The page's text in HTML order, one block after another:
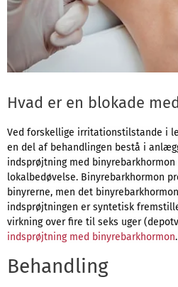
Hvad er en blokade
Ved forskellige irritationstilstande i
en del af behandlingen bestå i
indsprøjtning med
lokalbedøvelse. Binyrebarkhormon
binyrerne, men det
indsprøjtningen er syntetisk
virkning over fire til seks uger
indsprøjtning med binyrebarkhormon.
Behandling